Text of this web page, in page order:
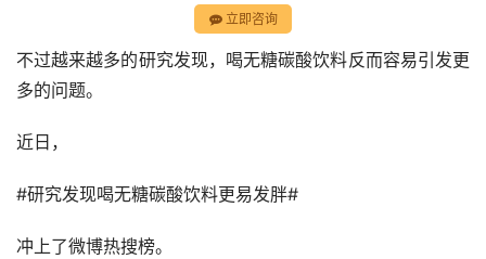
立即咨询
不过越来越多的研究发现，喝无糖碳酸饮料反而容易引发更
多的问题。
近日，
#研究发现喝无糖碳酸饮料更易发胖#
冲上了微博热搜榜。